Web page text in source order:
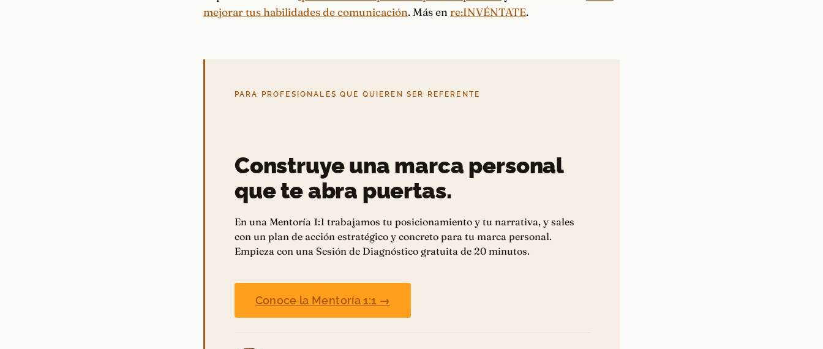
mejorar tus habilidades de comunicación. Más enre:INVÉNTATE.
PARA PROFESIONALES QUE QUIEREN SER REFERENTE
Construye una marca personal
que te abra puertas.
En una Mentoría 1:1 trabajamos tu posicionamiento y tu narrativa, y sales
con un plan de acción estratégico y concreto para tu marca personal.
Empieza con una Sesión de Diagnóstico gratuita de 20 minutos.
Conoce la Mentoría 1:1 →